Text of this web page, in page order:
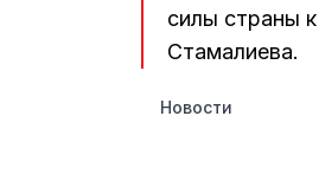
силы страны
Стамалиева.
Новости